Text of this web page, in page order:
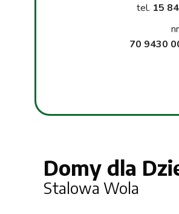
tel. 15
70 9430
Domy dla
Stalowa Wola